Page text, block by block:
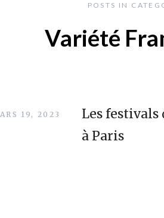
POSTS IN
Variété
19, 2023
Les festivals
à Paris